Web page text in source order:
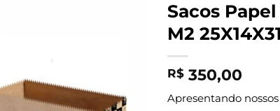
Sacos
M2
R$ 350,00
Apresentando